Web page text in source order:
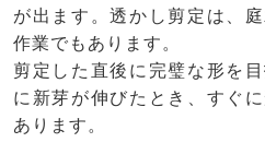
が出ます。透かし剪定は、
作業でもあります。
剪定した直後に完璧な形を
に新芽が伸びたとき、すぐ
あります。